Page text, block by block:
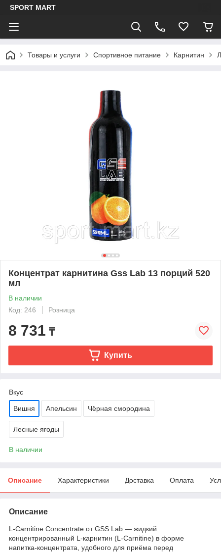
SPORT MART
Товары и услуги Спортивное питание Карнитин
Концентрат карнитина Gss Lab 13 порций 520
мл
В наличии
Код: 246
Розница
8 731 ₸
Купить
Вкус
Вишня Апельсин Чёрная смородина
Лесные ягоды
В наличии
Описание Характеристики Доставка Оплата
Описание
L-Carnitine Concentrate от GSS Lab — жидкий
концентрированный L-карнитин (L-Carnitine) в форме
напитка-концентрата, удобного для приёма перед